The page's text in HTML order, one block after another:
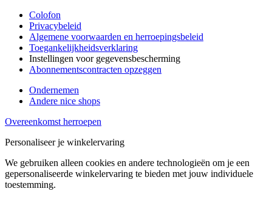
Colofon
Privacybeleid
Algemene voorwaarden en herroepingsbeleid
Toegankelijkheidsverklaring
Instellingen voor gegevensbescherming
Abonnementscontracten opzeggen
Ondernemen
Andere nice shops
Overeenkomst herroepen
Personaliseer je winkelervaring
We gebruiken alleen cookies en andere technologieën om je een
gepersonaliseerde winkelervaring te bieden met jouw individuele
toestemming.